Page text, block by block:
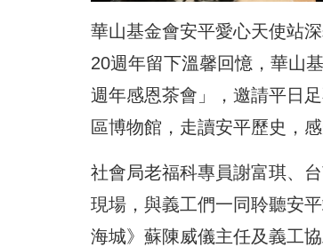
華山基金會安平愛心天使站
20週年留下溫馨回憶，華山
週年感恩茶會」，邀請平日
區博物館，走讀安平歷史，
社會局老福科專員謝富琪、
現場，與義工們一同聆聽安
海城》蘇陳威儀主任及義工